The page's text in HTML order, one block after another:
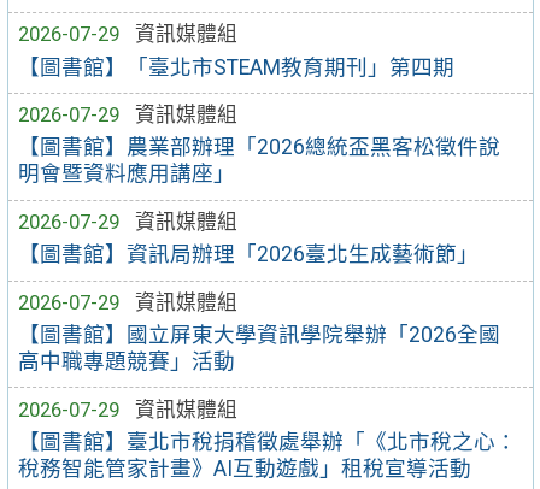
2026-07-29
資訊媒體組
【圖書館】「臺北市STEAM教育期刊」第四期
2026-07-29
資訊媒體組
【圖書館】農業部辦理「2026總統盃黑客松徵件說
明會暨資料應用講座」
2026-07-29
資訊媒體組
【圖書館】資訊局辦理「2026臺北生成藝術節」
2026-07-29
資訊媒體組
【圖書館】國立屏東大學資訊學院舉辦「2026全國
高中職專題競賽」活動
2026-07-29
資訊媒體組
【圖書館】臺北市稅捐稽徵處舉辦「《北市稅之心：
稅務智能管家計畫》AI互動遊戲」租稅宣導活動